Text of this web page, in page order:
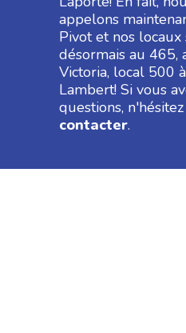
appelons
Pivot et nos locaux
désormais au 465,
Victoria, local 500
Lambert! Si vous
questions,
contacter.